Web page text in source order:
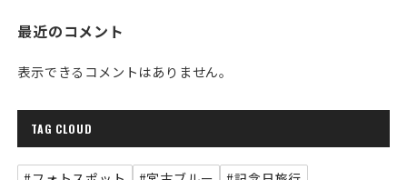
最近のコメント
表示できるコメントはありません。
TAG CLOUD